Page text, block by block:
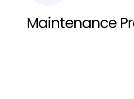
Maintenance